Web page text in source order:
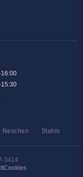
Neschen Stahls
3414
Cookies